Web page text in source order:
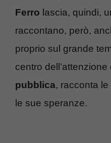
Ferro lascia, quindi,
raccontano, però,
proprio sul grande
centro dell’attenzione
pubblica, racconta
le sue speranze.